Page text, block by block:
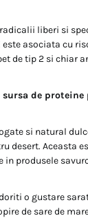
liberi si
asociata cu
de tip 2 si chiar
de proteine
si natural
desert. Aceasta
in produsele
o gustare
de sare de